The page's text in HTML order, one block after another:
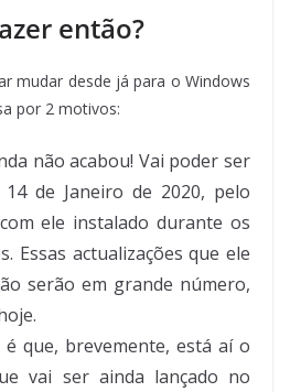
então?
mudar desde já para o Windows
por 2 motivos:
não acabou! Vai poder ser
de Janeiro de 2020, pelo
ele instalado durante os
Essas actualizações que ele
serão em grande número,
que, brevemente, está aí o
vai ser ainda lançado no